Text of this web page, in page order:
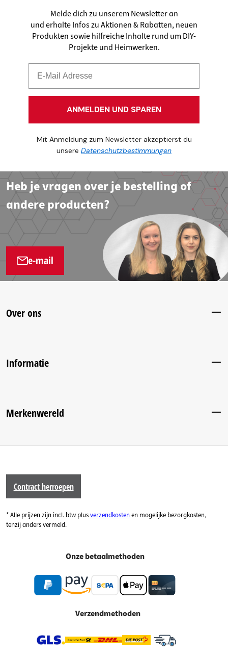
Melde dich zu unserem Newsletter an
und erhalte Infos zu Aktionen & Rabatten, neuen
Produkten sowie hilfreiche Inhalte rund um DIY-
Projekte und Heimwerken.
ANMELDEN UND SPAREN
Mit Anmeldung zum Newsletter akzeptierst du
unsere Datenschutzbestimmungen
Heb je vragen over je bestelling of
andere producten?
e-mail
Over ons
Informatie
Merkenwereld
Contract herroepen
* Alle prijzen zijn incl. btw plusverzendkostenen mogelijke bezorgkosten,
tenzij anders vermeld.
Onze betaalmethoden
Verzendmethoden